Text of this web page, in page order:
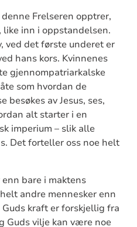
Frelseren opptrer,
inn i oppstandelsen.
ved det første underet er
hans kors. Kvinnenes
gjennompatriarkalske
som hvordan de
besøkes av Jesus, ses,
alt starter i en
imperium – slik alle
Det forteller oss noe helt
bare i maktens
andre mennesker enn
kraft er forskjellig fra
Guds vilje kan være noe